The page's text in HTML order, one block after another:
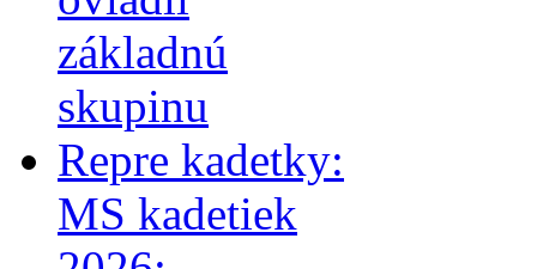
základnú
skupinu
Repre kadetky:
MS kadetiek